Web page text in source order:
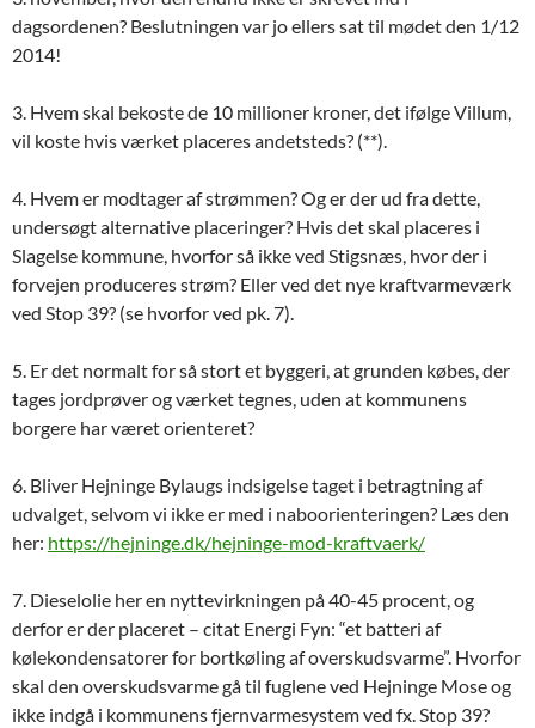
dagsordenen? Beslutningen var jo ellers sat til mødet den 1/12
2014!
3. Hvem skal bekoste de 10 millioner kroner, det ifølge Villum,
vil koste hvis værket placeres andetsteds? (**).
4. Hvem er modtager af strømmen? Og er der ud fra dette,
undersøgt alternative placeringer? Hvis det skal placeres i
Slagelse kommune, hvorfor så ikke ved Stigsnæs, hvor der i
forvejen produceres strøm? Eller ved det nye kraftvarmeværk
ved Stop 39? (se hvorfor ved pk. 7).
5. Er det normalt for så stort et byggeri, at grunden købes, der
tages jordprøver og værket tegnes, uden at kommunens
borgere har været orienteret?
6. Bliver Hejninge Bylaugs indsigelse taget i betragtning af
udvalget, selvom vi ikke er med i naboorienteringen? Læs den
her: https://hejninge.dk/hejninge-mod-kraftvaerk/
7. Dieselolie her en nyttevirkningen på 40-45 procent, og
derfor er der placeret – citat Energi Fyn: “et batteri af
kølekondensatorer for bortkøling af overskudsvarme”. Hvorfor
skal den overskudsvarme gå til fuglene ved Hejninge Mose og
ikke indgå i kommunens fjernvarmesystem ved fx. Stop 39?